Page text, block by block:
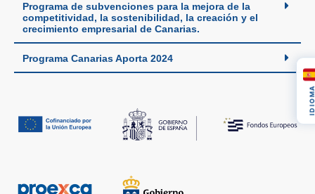
Programa de subvenciones para la mejora de la
competitividad, la sostenibilidad, la creación y el
crecimiento empresarial de Canarias.
Programa Canarias Aporta 2024
IDIOMA